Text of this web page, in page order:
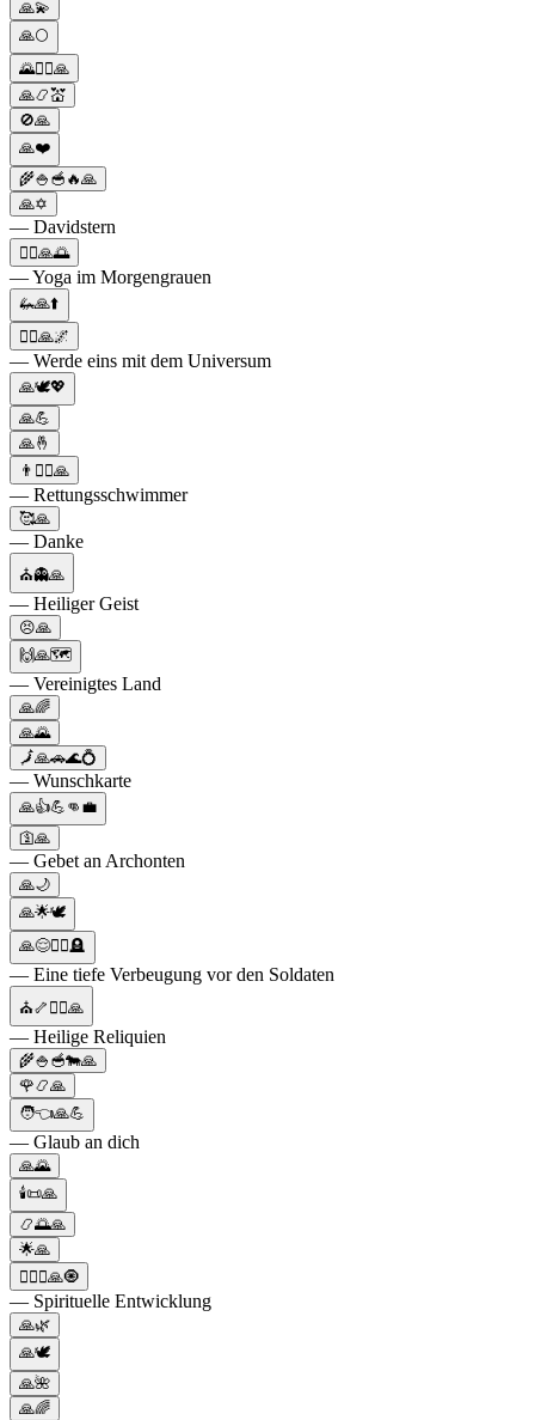
🙏💫
🙏🌕
🌄🧘‍♀️🙏
🙏📿💒
🚫🙏
🙏❤️
🌾🍚🥣🔥🙏
🙏✡️
— Davidstern
🧘‍♂️🙏🌅
— Yoga im Morgengrauen
🦗🙏⬆️
🧘‍♂️🙏🌌
— Werde eins mit dem Universum
🙏🕊️💖
🙏💪
🙏🤞
👨🏊‍♂️🙏
— Rettungsschwimmer
🥰🙏
— Danke
⛪👻🙏
— Heiliger Geist
😣🙏
🙌🙏🗺
— Vereinigtes Land
🙏🌈
🙏🌄
🗾🙏🚗🌊💍
— Wunschkarte
🙏👍💪👊💼
🛐🙏
— Gebet an Archonten
🙏🌙
🙏🌟🕊️
🙏😌🧎‍♀️🪦
— Eine tiefe Verbeugung vor den Soldaten
⛪🦴🧎‍♂️🙏
— Heilige Reliquien
🌾🍚🥣🐄🙏
🌹📿🙏
🧑👈🙏💪
— Glaub an dich
🙏🌄
🕯️📜🙏
📿🌅🙏
🌟🙏
🧘🏻‍♀🙏🧿
— Spirituelle Entwicklung
🙏🌿
🙏🕊️
🙏🌺
🙏🌈